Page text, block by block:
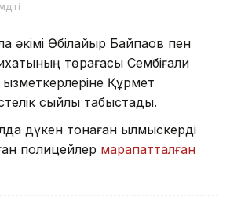
әкімі Әбілқайыр Байпақов пен
төрағасы Сембіғали
Құрмет
сыйлық табыстады.
дүкен тонаған қылмыскерді
полицейлер марапатталған